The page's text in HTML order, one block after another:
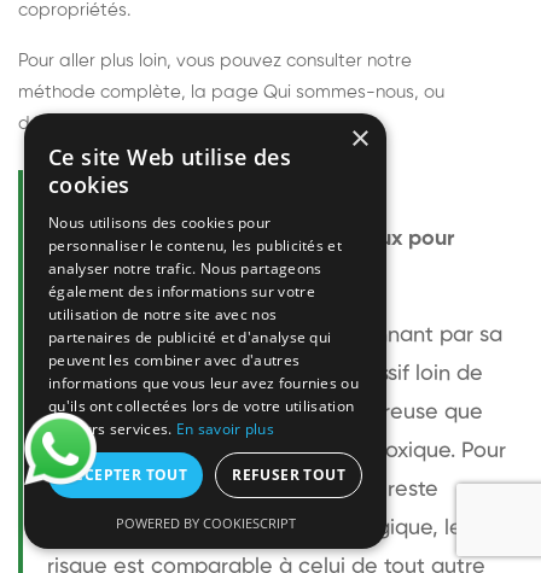
copropriétés.
Pour aller plus loin, vous pouvez consulter notre
méthode complète, la page Qui sommes-nous, ou
découvrir
Questions fréquentes
Le frelon européen est-il dangereux pour
l'homme ?
Le frelon européen est impressionnant par sa
taille mais relativement peu agressif loin de
son nid. Sa piqûre est plus douloureuse que
celle d'une guêpe sans être plus toxique. Pour
une personne non allergique, elle reste
bénigne. Pour une personne allergique, le
risque est comparable à celui de tout autre
×
Ce site Web utilise des
cookies
Nous utilisons des cookies pour
personnaliser le contenu, les publicités et
analyser notre trafic. Nous partageons
également des informations sur votre
utilisation de notre site avec nos
partenaires de publicité et d'analyse qui
peuvent les combiner avec d'autres
informations que vous leur avez fournies ou
qu'ils ont collectées lors de votre utilisation
de leurs services. En savoir plus
ACCEPTER TOUT REFUSER TOUT
POWERED BY COOKIESCRIPT